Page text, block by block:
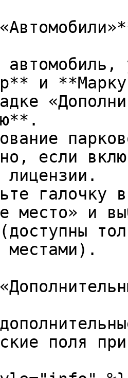
автомобиль,
лицензии.
место» и
местами).
поля